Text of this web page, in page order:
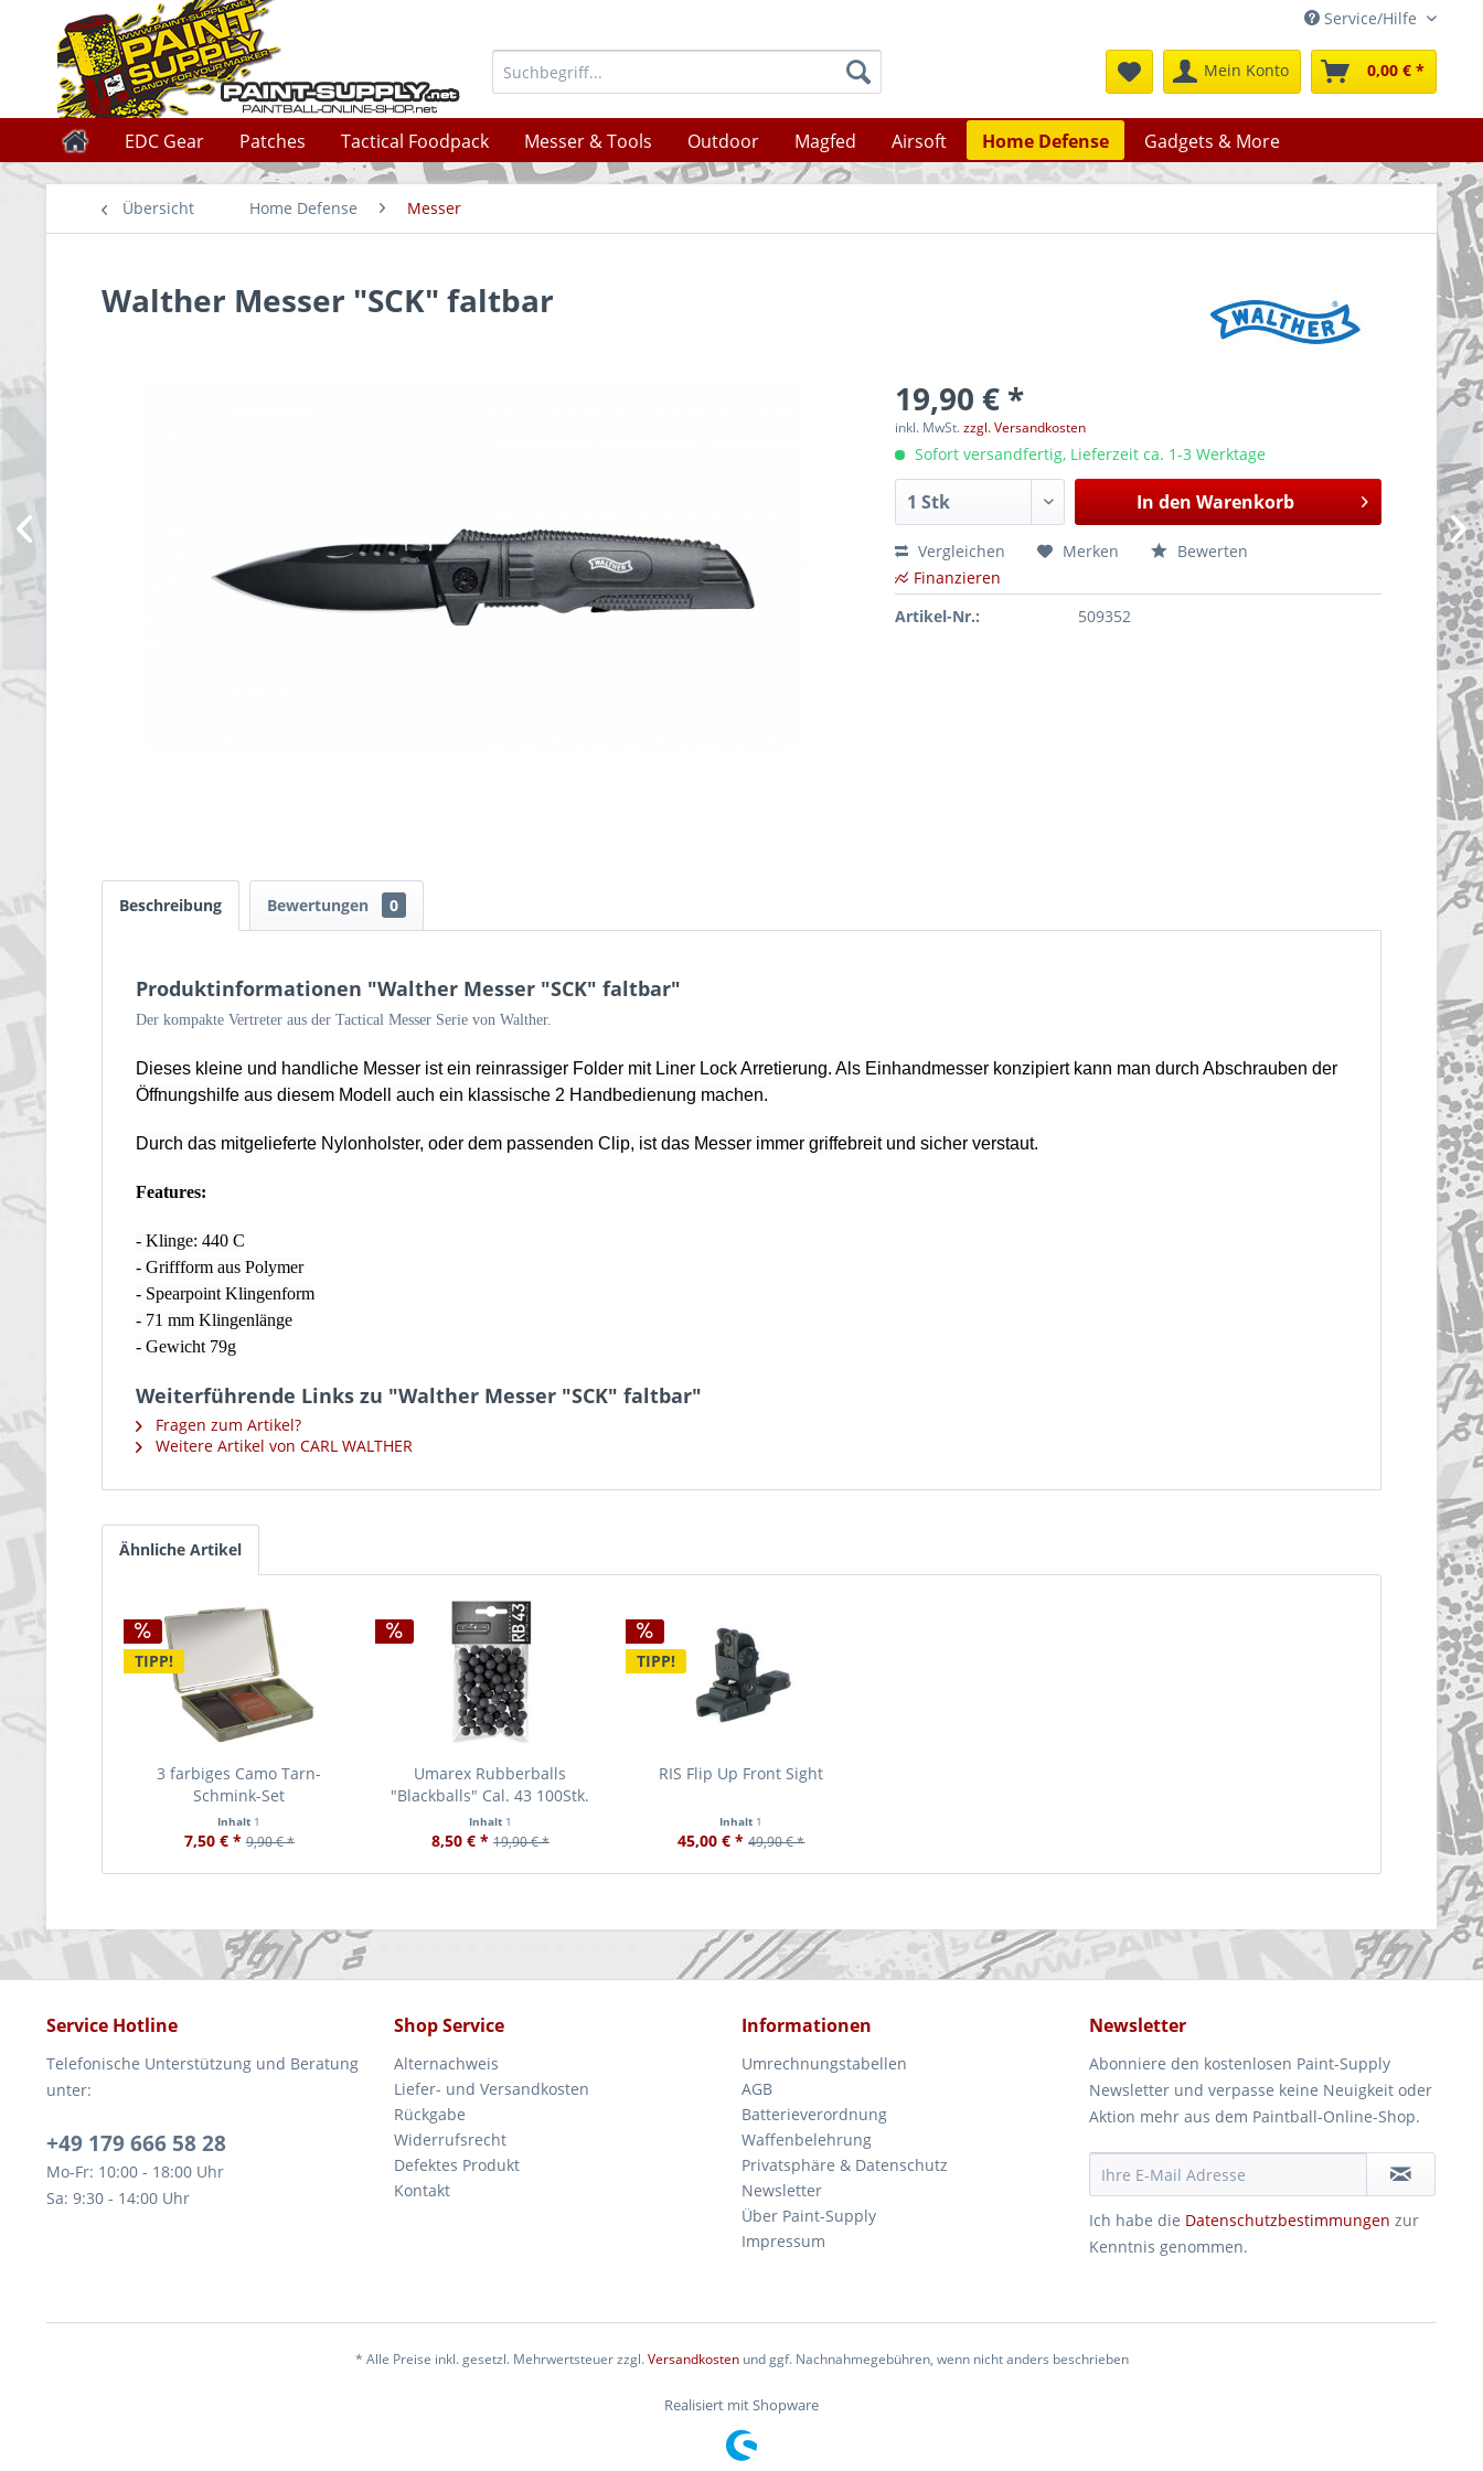
Service/Hilfe
Mein Konto 0,00 € *
EDC Gear Patches Tactical Foodpack Messer & Tools Outdoor Magfed Airsoft Home Defense Gadgets & More
Übersicht Home Defense Messer
Walther Messer "SCK" faltbar
19,90 € *
inkl. MwSt.zzgl. Versandkosten
Sofort versandfertig, Lieferzeit ca. 1-3 Werktage
In den Warenkorb
Vergleichen Merken
Bewerten
Finanzieren
Artikel-Nr.:
509352
Beschreibung Bewertungen 0
Produktinformationen "Walther Messer "SCK" faltbar"
Der kompakte Vertreter aus der Tactical Messer Serie von Walther.
Dieses kleine und handliche Messer ist ein reinrassiger Folder mit Liner Lock Arretierung. Als Einhandmesser konzipiert kann man durch Abschrauben der
Öffnungshilfe aus diesem Modell auch ein klassische 2 Handbedienung machen.
Durch das mitgelieferte Nylonholster, oder dem passenden Clip, ist das Messer immer griffebreit und sicher verstaut.
Features:
- Klinge: 440 C
- Griffform aus Polymer
- Spearpoint Klingenform
- 71 mm Klingenlänge
- Gewicht 79g
Weiterführende Links zu "Walther Messer "SCK" faltbar"
Fragen zum Artikel?
Weitere Artikel von CARL WALTHER
Ähnliche Artikel
TIPP!
3 farbiges Camo Tarn-
Schmink-Set
Inhalt 1
7,50 € * 9,90 € *
Umarex Rubberballs
"Blackballs" Cal. 43 100Stk.
Inhalt 1
8,50 € * 19,90 € *
TIPP!
RIS Flip Up Front Sight
Inhalt 1
45,00 € * 49,90 € *
Service Hotline
Telefonische Unterstützung und Beratung
unter:
+49 179 666 58 28
Mo-Fr: 10:00 - 18:00 Uhr
Sa: 9:30 - 14:00 Uhr
Shop Service
Alternachweis
Liefer- und Versandkosten
Rückgabe
Widerrufsrecht
Defektes Produkt
Kontakt
Informationen
Umrechnungstabellen
AGB
Batterieverordnung
Waffenbelehrung
Privatsphäre & Datenschutz
Newsletter
Über Paint-Supply
Impressum
Newsletter
Abonniere den kostenlosen Paint-Supply
Newsletter und verpasse keine Neuigkeit oder
Aktion mehr aus dem Paintball-Online-Shop.
Ich habe die Datenschutzbestimmungen zur
Kenntnis genommen.
* Alle Preise inkl. gesetzl. Mehrwertsteuer zzgl.Versandkostenund ggf. Nachnahmegebühren, wenn nicht anders beschrieben
Realisiert mit Shopware